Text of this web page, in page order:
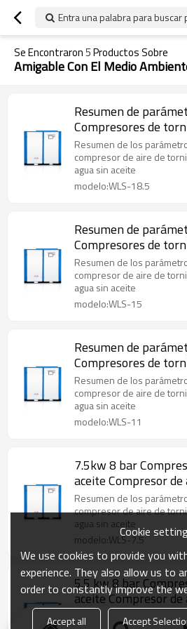
Entra una palabra para buscar
Se Encontraron5Productos Sobre
Amigable Con El Medio
Resumen de
Compresores de
agua 0.7/0.8/1.0/
Resumen de los
compresor de aire de
agua sin aceite
modelo:WLS-18.5
Resumen de
Compresores de
agua 0.7/0.8/1.0/
Resumen de los
compresor de aire de
agua sin aceite
modelo:WLS-15
Resumen de
Compresores de
agua 0.7/0.8/1.0/
Resumen de los
compresor de aire de
agua sin aceite
modelo:WLS-11
7.5kw 8 bar
aceite Compresor
Lubricado con agua
Resumen de los
compresor de aire de
agua sin aceite
modelo:WLS-7.5
5.5 kw 8 bar
aceite Compresor
Lubricado con agua
Resumen de los
Cookie
We use cookies to provide you
experience. They also allow us to
order to constantly improve the
Accept all Accept